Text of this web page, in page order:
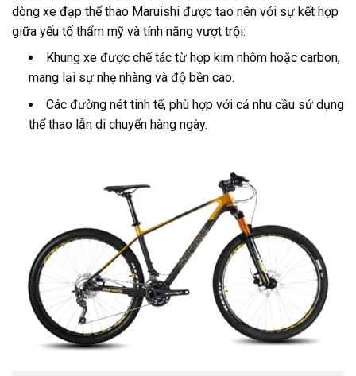
dòng xe đạp thể thao Maruishi được tạo nên với sự kết hợp
giữa yếu tố thẩm mỹ và tính năng vượt trội:
Khung xe được chế tác từ hợp kim nhôm hoặc carbon,
mang lại sự nhẹ nhàng và độ bền cao.
Các đường nét tinh tế, phù hợp với cả nhu cầu sử dụng
thể thao lẫn di chuyển hàng ngày.